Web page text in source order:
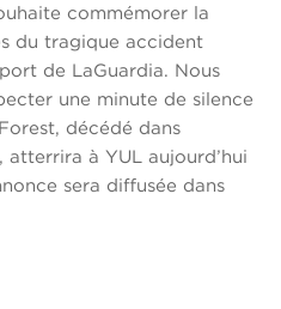
commémorer la
du tragique accident
de LaGuardia. Nous
une minute de silence
décédé dans
atterrira à YUL aujourd’hui
sera diffusée dans